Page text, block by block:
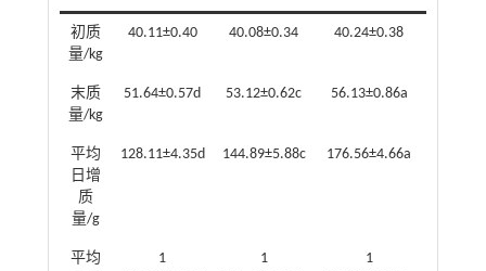
初质
量/kg
40.11±0.40 40.08±0.34 40.24±0.38
末质
量/kg
51.64±0.57d 53.12±0.62c 56.13±0.86a
平均
日增
质
量/g
128.11±4.35d 144.89±5.88c 176.56±4.66a
平均
1
1
1